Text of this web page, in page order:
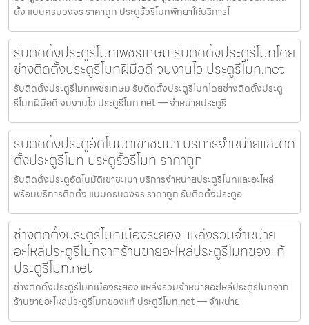
ตั้ง แบบครบวงจร ราคาถูก ประตูรั้วรีโมทพัทยาให้บริการโ
รับติดตั้งประตูรีโมทเพชรเกษม รับติดตั้งประตูรีโมทโดย
ช่างติดตั้งประตูรีโมทฝีมือดี จบงานไว ประตูรีโมท.net
รับติดตั้งประตูรีโมทเพชรเกษม รับติดตั้งประตูรีโมทโดยช่างติดตั้งประตู
รีโมทฝีมือดี จบงานไว ประตูรีโมท.net — จำหน่ายประตูรี
รับติดตั้งประตูอัตโนมัติเขาชะเมา บริการจำหน่ายและติด
ตั้งประตูรีโมท ประตูรั้วรีโมท ราคาถูก
รับติดตั้งประตูอัตโนมัติเขาชะเมา บริการจำหน่ายประตูรีโมทและอะไหล่
พร้อมบริการติดตั้ง แบบครบวงจร ราคาถูก รับติดตั้งประตูอ
ช่างติดตั้งประตูรีโมทเมืองระยอง แหล่งรวมจำหน่าย
อะไหล่ประตูรีโมทจากร้านขายอะไหล่ประตูรีโมทของแท้
ประตูรีโมท.net
ช่างติดตั้งประตูรีโมทเมืองระยอง แหล่งรวมจำหน่ายอะไหล่ประตูรีโมทจาก
ร้านขายอะไหล่ประตูรีโมทของแท้ ประตูรีโมท.net — จำหน่าย